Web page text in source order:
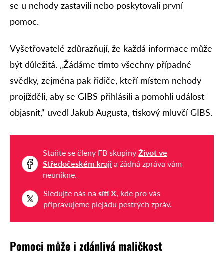
se u nehody zastavili nebo poskytovali první
pomoc.
Vyšetřovatelé zdůrazňují, že každá informace může
být důležitá. „Žádáme tímto všechny případné
svědky, zejména pak řidiče, kteří místem nehody
projížděli, aby se GIBS přihlásili a pomohli událost
objasnit,“ uvedl Jakub Augusta, tiskový mluvčí GIBS.
Staňte se členy FB skupiny Život ve
Středočeském kraji a žádná zpráva vám
neunikne.
Sledujte nás na síti X, kde pro vás
připravujeme plejádu pestrých zpráv.
Pomoci může i zdánlivá maličkost